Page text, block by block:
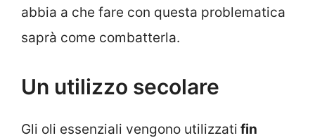
abbia a che fare con questa problematica
saprà come combatterla.
Un utilizzo secolare
Gli oli essenziali vengono utilizzati fin